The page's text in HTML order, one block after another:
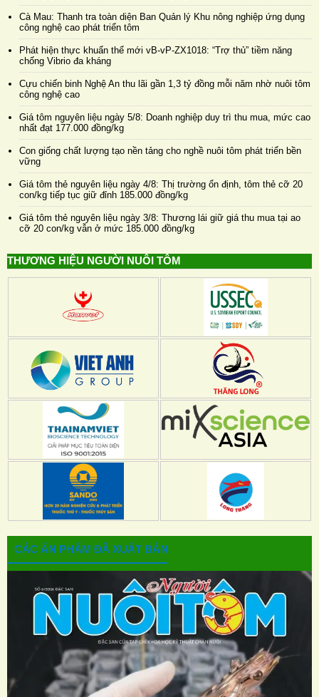
Cà Mau: Thanh tra toàn diện Ban Quản lý Khu nông nghiệp ứng dụng
công nghệ cao phát triển tôm
Phát hiện thực khuẩn thể mới vB-vP-ZX1018: “Trợ thủ” tiềm năng
chống Vibrio đa kháng
Cựu chiến binh Nghệ An thu lãi gần 1,3 tỷ đồng mỗi năm nhờ nuôi tôm
công nghệ cao
Giá tôm nguyên liệu ngày 5/8: Doanh nghiệp duy trì thu mua, mức cao
nhất đạt 177.000 đồng/kg
Con giống chất lượng tạo nền tảng cho nghề nuôi tôm phát triển bền
vững
Giá tôm thẻ nguyên liệu ngày 4/8: Thị trường ổn định, tôm thẻ cỡ 20
con/kg tiếp tục giữ đỉnh 185.000 đồng/kg
Giá tôm thẻ nguyên liệu ngày 3/8: Thương lái giữ giá thu mua tại ao
cỡ 20 con/kg vẫn ở mức 185.000 đồng/kg
THƯƠNG HIỆU NGƯỜI NUÔI TÔM
CÁC ẤN PHẨM ĐÃ XUẤT BẢN